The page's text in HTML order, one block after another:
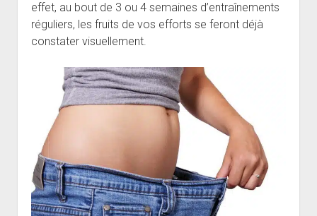
effet, au bout de 3 ou 4 semaines d’entraînements
réguliers, les fruits de vos efforts se feront déjà
constater visuellement.